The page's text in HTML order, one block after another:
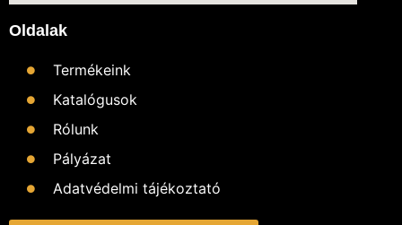
Oldalak
Termékeink
Katalógusok
Rólunk
Pályázat
Adatvédelmi tájékoztató